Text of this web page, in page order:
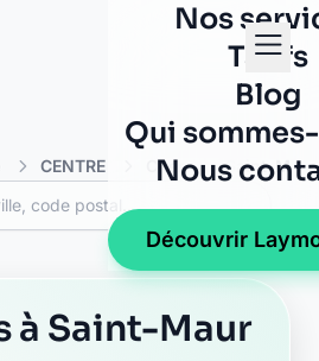
Nos
Tarifs
Blog
Qui
Nous
Découvrir
CENTRE Cher Saint-Maur
à Saint-Maur